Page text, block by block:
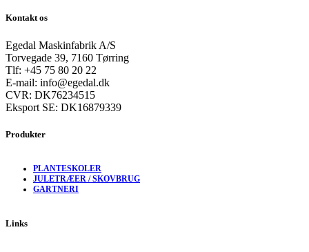
Kontakt os
Egedal Maskinfabrik A/S
Torvegade 39, 7160 Tørring
Tlf: +45 75 80 20 22
E-mail: info@egedal.dk
CVR: DK76234515
Eksport SE: DK16879339
Produkter
PLANTESKOLER
JULETRÆER / SKOVBRUG
GARTNERI
Links